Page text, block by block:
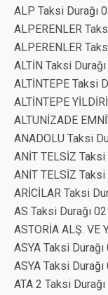
ALP Taksi Durağı
ALPERENLER
ALPERENLER
ALTİN Taksi
ALTİNTEPE Taksi
ALTİNTEPE
ALTUNİZADE
ANADOLU Taksi
ANİT TELSİZ
ANİT TELSİZ
ARİCİLAR Taksi
AS Taksi Durağı
ASTORİA ALŞ. VE
ASYA Taksi
ASYA Taksi
ATA 2 Taksi